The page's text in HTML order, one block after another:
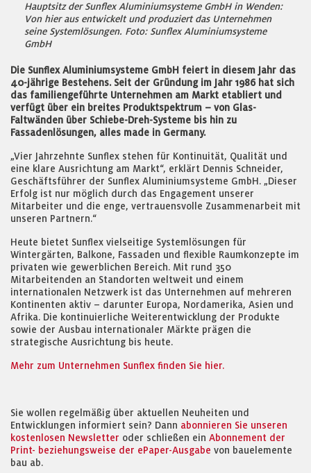
Hauptsitz der Sunflex Aluminiumsysteme GmbH in Wenden:
Von hier aus entwickelt und produziert das Unternehmen
seine Systemlösungen. Foto: Sunflex Aluminiumsysteme
GmbH
Die Sunflex Aluminiumsysteme GmbH feiert in diesem Jahr das
40-jährige Bestehens. Seit der Gründung im Jahr 1986 hat sich
das familiengeführte Unternehmen am Markt etabliert und
verfügt über ein breites Produktspektrum – von Glas-
Faltwänden über Schiebe-Dreh-Systeme bis hin zu
Fassadenlösungen, alles made in Germany.
„Vier Jahrzehnte Sunflex stehen für Kontinuität, Qualität und
eine klare Ausrichtung am Markt“, erklärt Dennis Schneider,
Geschäftsführer der Sunflex Aluminiumsysteme GmbH. „Dieser
Erfolg ist nur möglich durch das Engagement unserer
Mitarbeiter und die enge, vertrauensvolle Zusammenarbeit mit
unseren Partnern.“
Heute bietet Sunflex vielseitige Systemlösungen für
Wintergärten, Balkone, Fassaden und flexible Raumkonzepte im
privaten wie gewerblichen Bereich. Mit rund 350
Mitarbeitenden an Standorten weltweit und einem
internationalen Netzwerk ist das Unternehmen auf mehreren
Kontinenten aktiv – darunter Europa, Nordamerika, Asien und
Afrika. Die kontinuierliche Weiterentwicklung der Produkte
sowie der Ausbau internationaler Märkte prägen die
strategische Ausrichtung bis heute.
Mehr zum Unternehmen Sunflex finden Sie hier.
Sie wollen regelmäßig über aktuellen Neuheiten und
Entwicklungen informiert sein? Dann abonnieren Sie unseren
kostenlosen Newsletter oder schließen ein Abonnement der
Print- beziehungsweise der ePaper-Ausgabe von bauelemente
bau ab.